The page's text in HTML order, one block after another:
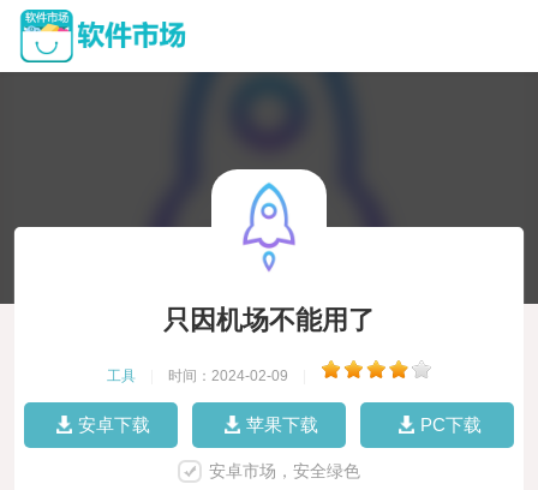
只因机场不能用了
工具 时间：2024-02-09
安卓下载 苹果下载 PC下载
安卓市场，安全绿色